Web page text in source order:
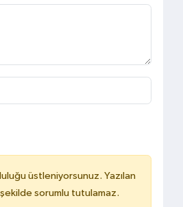
üstleniyorsunuz. Yazılan
sorumlu tutulamaz.